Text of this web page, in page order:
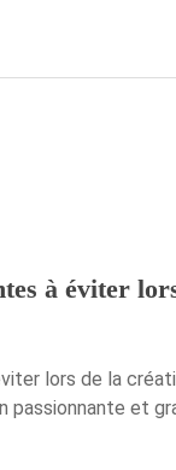
à éviter
lors de la
passionnante et